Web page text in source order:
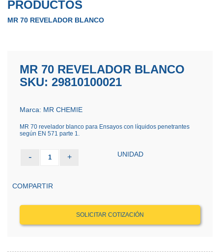
PRODUCTOS
MR 70 REVELADOR BLANCO
MR 70 REVELADOR BLANCO
SKU: 29810100021
Marca: MR CHEMIE
MR 70 revelador blanco para Ensayos con líquidos penetrantes
según EN 571 parte 1.
- 1 + UNIDAD
COMPARTIR
SOLICITAR COTIZACIÓN